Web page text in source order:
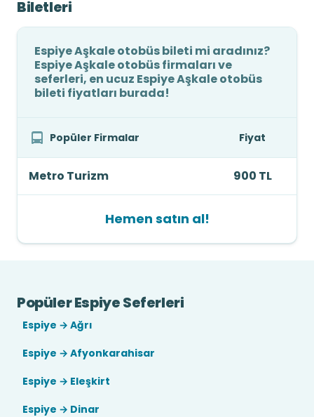
Biletleri
Espiye Aşkale otobüs bileti mi aradınız?
Espiye Aşkale otobüs firmaları ve
seferleri, en ucuz Espiye Aşkale otobüs
bileti fiyatları burada!
Popüler Firmalar Fiyat
Metro Turizm 900 TL
Hemen satın al!
Popüler Espiye Seferleri
Espiye → Ağrı
Espiye → Afyonkarahisar
Espiye → Eleşkirt
Espiye → Dinar